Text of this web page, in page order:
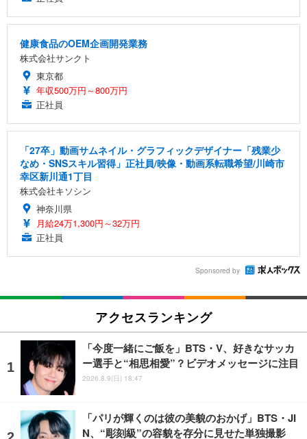
健康食品のOEM企画開発業務
株式会社サンクト
東京都
年収500万円～800万円
正社員
「27卒」動画サムネイル・グラフィックデザイナー「残業少
なめ・SNSスキル習得」正社員/映像・動画系転職希望/川崎市
幸区新川通1丁目
株式会社キソシン
神奈川県
月給24万1,300円～32万円
正社員
Sponsored by
アクセスランキング
「今度一緒にご飯を」BTS・V、好きなサッカ
ー選手と“相思相愛”？ビデオメッセージに注目
2026.8.9(日) 18:47
「パリが輝くのは彼の美貌のおかげ」BTS・JI
N、“彫刻級”の容貌を存分に見せた単独撮影